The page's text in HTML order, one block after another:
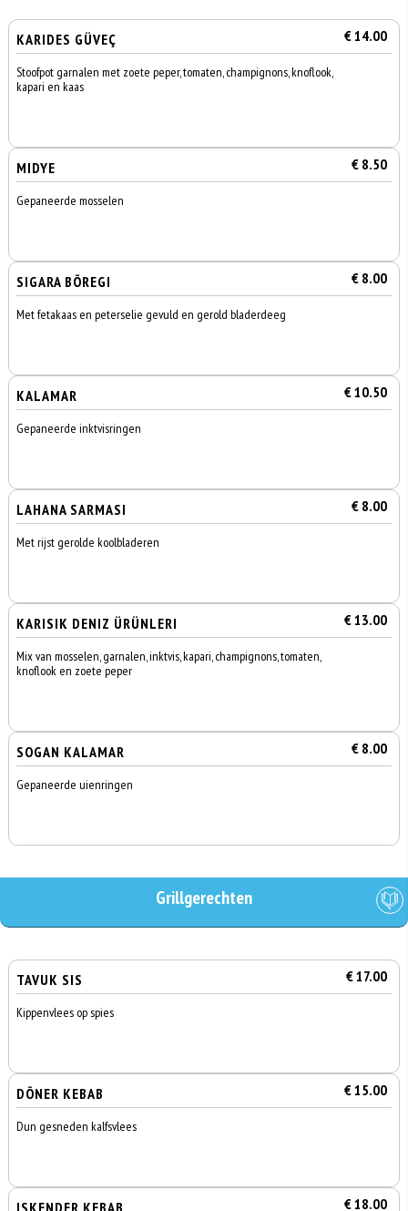
KARIDES GÜVEÇ € 14.00
Stoofpot garnalen met zoete peper, tomaten, champignons, knoflook,
kapari en kaas
MIDYE € 8.50
Gepaneerde mosselen
SIGARA BÖREGI € 8.00
Met fetakaas en peterselie gevuld en gerold bladerdeeg
KALAMAR € 10.50
Gepaneerde inktvisringen
LAHANA SARMASI € 8.00
Met rijst gerolde koolbladeren
KARISIK DENIZ ÜRÜNLERI € 13.00
Mix van mosselen, garnalen, inktvis, kapari, champignons, tomaten,
knoflook en zoete peper
SOGAN KALAMAR € 8.00
Gepaneerde uienringen
Grillgerechten
TAVUK SIS € 17.00
Kippenvlees op spies
DÖNER KEBAB € 15.00
Dun gesneden kalfsvlees
ISKENDER KEBAB € 18.00